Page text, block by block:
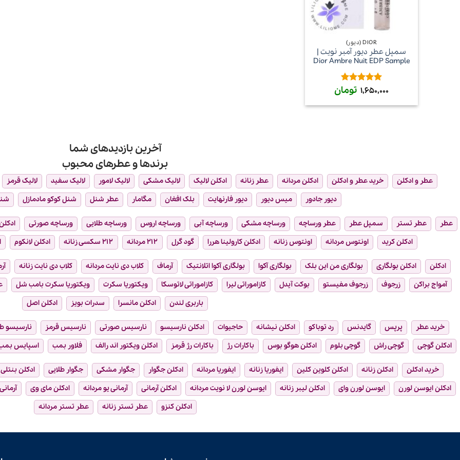
+
DIOR (دیور)
سمپل عطر دیور آمبر نویت |
Dior Ambre Nuit EDP Sample
امتیاز 5از 1,650,000 تومان
آخرین بازدیدهای شما
برندها و عطرهای محبوب
عطر و ادکلن خرید عطر و ادکلن ادکلن مردانه عطر زنانه ادکلن لالیک لالیک مشکی لالیک لامور لالیک سفید
لالیک قرمز
دیور جادور
میس دیور دیور فارنهایت بلک افغان مگامار عطر شنل شنل کوکو مادمازل
عطر عطر تستر سمپل عطر عطر ورساچه ورساچه مشکی ورساچه آبی ورساچه اروس ورساچه طلایی ورساچه صورتی
ادکلن کرید
اونتوس مردانه اونتوس زنانه ادکلن کارولینا هررا گود گرل ۲۱۲ مردانه ۲۱۲ سکسی زنانه ادکلن لانکوم
ادکلن ادکلن بولگاری بولگاری من این بلک بولگاری آکوا بولگاری آکوا اتلانتیک آرماف کلاب دی نایت مردانه کلاب دی نایت زنانه
آمواج براکن
زرجوف زرجوف مفیستو بوکت آیدل کازاموراتی لیرا کازاموراتی لاتوسکا ویکتوریا سکرت ویکتوریا سکرت بامب شل
باربری لندن
ادکلن مانسرا سدرات بویز ادکلن اصل
خرید عطر پرپس گایدنس رد توباکو ادکلن نیشانه حاجیوات ادکلن نارسیسو نارسیس صورتی نارسیس قرمز
نارسیسو
ادکلن گوچی
گوچی راش گوچی بلوم ادکلن هوگو بوس باکارات رژ باکارات رژ قرمز ادکلن ویکتور اند رالف فلاور بمب اسپایس
خرید ادکلن ادکلن زنانه ادکلن کلوین کلین ایفوریا زنانه ایفوریا مردانه ادکلن جگوار جگوار مشکی جگوار طلایی
ادکلن بنتلی
ادکلن ایوسن لورن
ایوسن لورن وای ادکلن لیبر زنانه ایوسن لورن لا نویت مردانه ادکلن آرمانی آرمانی یو مردانه ادکلن مای وی
ادکلن کنزو
عطر تستر زنانه عطر تستر مردانه